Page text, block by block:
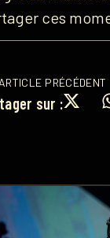
ces
ARTICLE PRÉCÉDENT
sur :